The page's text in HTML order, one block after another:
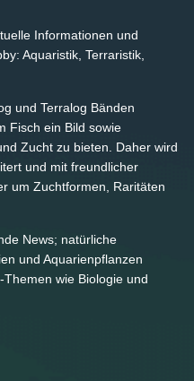
Informationen und
Aquaristik, Terraristik,
und Terralog Bänden
Fisch ein Bild sowie
Zucht zu bieten. Daher wird
und mit freundlicher
um Zuchtformen, Raritäten
News; natürliche
und Aquarienpflanzen
wie Biologie und